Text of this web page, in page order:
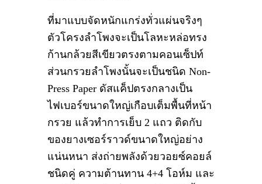
ที่มาแบบจัดหนักแกร่งทั่วแผ่นจริงๆ
ตัวโครงลำโพงจะเป็นโลหะหล่อทรง
ก้านกล้วยสีเขียวตรงตามคอนเซ็ปท์
ส่วนกรวยลำโพงนั้นจะเป็นชนิด Non-
Press Paper ดัสแค็ปตรงกลางเป็น
ไฟเบอร์ขนาดใหญ่เกือบเต็มพื้นที่หน้า
กรวย แล้วทำการเย็บ 2 แถว ติดกับ
ของยางเซอร์ราวด์ขนาดใหญ่อย่าง
แน่นหนา ส่งถ่ายพลังด้วยวอยซ์คอยล์
ชนิดคู่ ความต้านทาน 4+4 โอห์ม และ